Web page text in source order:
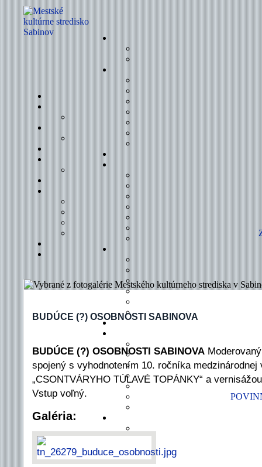
BUDÚCE (?) OSOBNOSTI SABINOVA
BUDÚCE (?) OSOBNOSTI SABINOVA
spojený s vyhodnotením 10. ročníka
„CSONTVÁRYHO TÚLAVÉ TOPÁNKY“ a
Vstup voľný.
Galéria: